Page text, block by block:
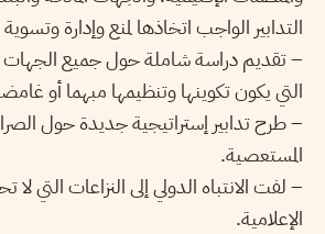
التدابير الواجب اتخاذها لمنع وإدارة
– تقديم دراسة شاملة حول جميع الجهات
التي يكون تكوينها وتنظيمها مبهما أو
– طرح تدابير إستراتيجية جديدة حول
المستعصية.
– لفت الانتباه الدولي إلى النزاعات التي
الإعلامية.